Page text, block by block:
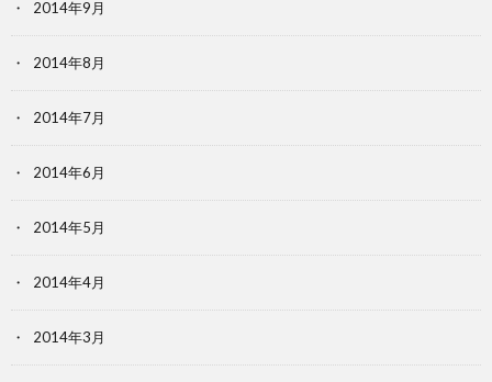
2014年9月
2014年8月
2014年7月
2014年6月
2014年5月
2014年4月
2014年3月